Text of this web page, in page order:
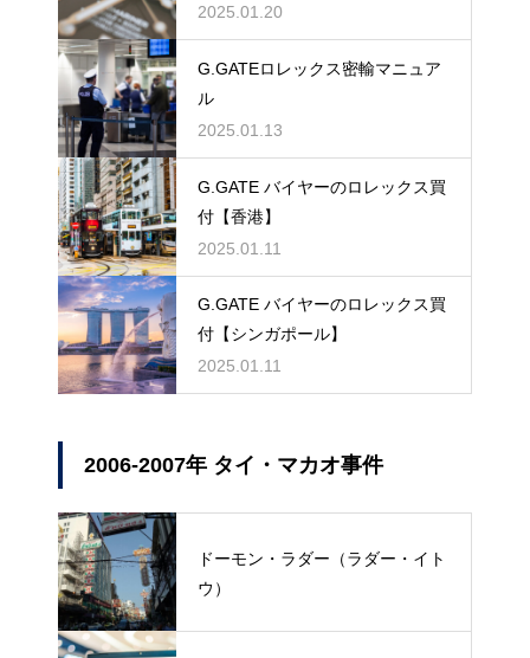
2025.01.20
G.GATEロレックス密輸マニュア
ル
2025.01.13
G.GATE バイヤーのロレックス買
付【香港】
2025.01.11
G.GATE バイヤーのロレックス買
付【シンガポール】
2025.01.11
2006-2007年 タイ・マカオ事件
ドーモン・ラダー（ラダー・イト
ウ）